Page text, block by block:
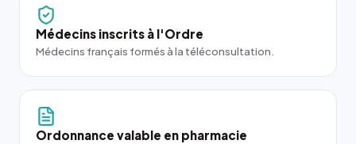
Médecins inscrits à l'Ordre
Médecins français formés à la téléconsultation.
Ordonnance valable en pharmacie